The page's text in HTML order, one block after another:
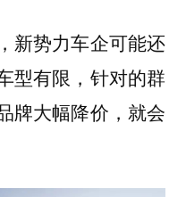
新势力车企可能还
型有限，针对的群
牌大幅降价，就会